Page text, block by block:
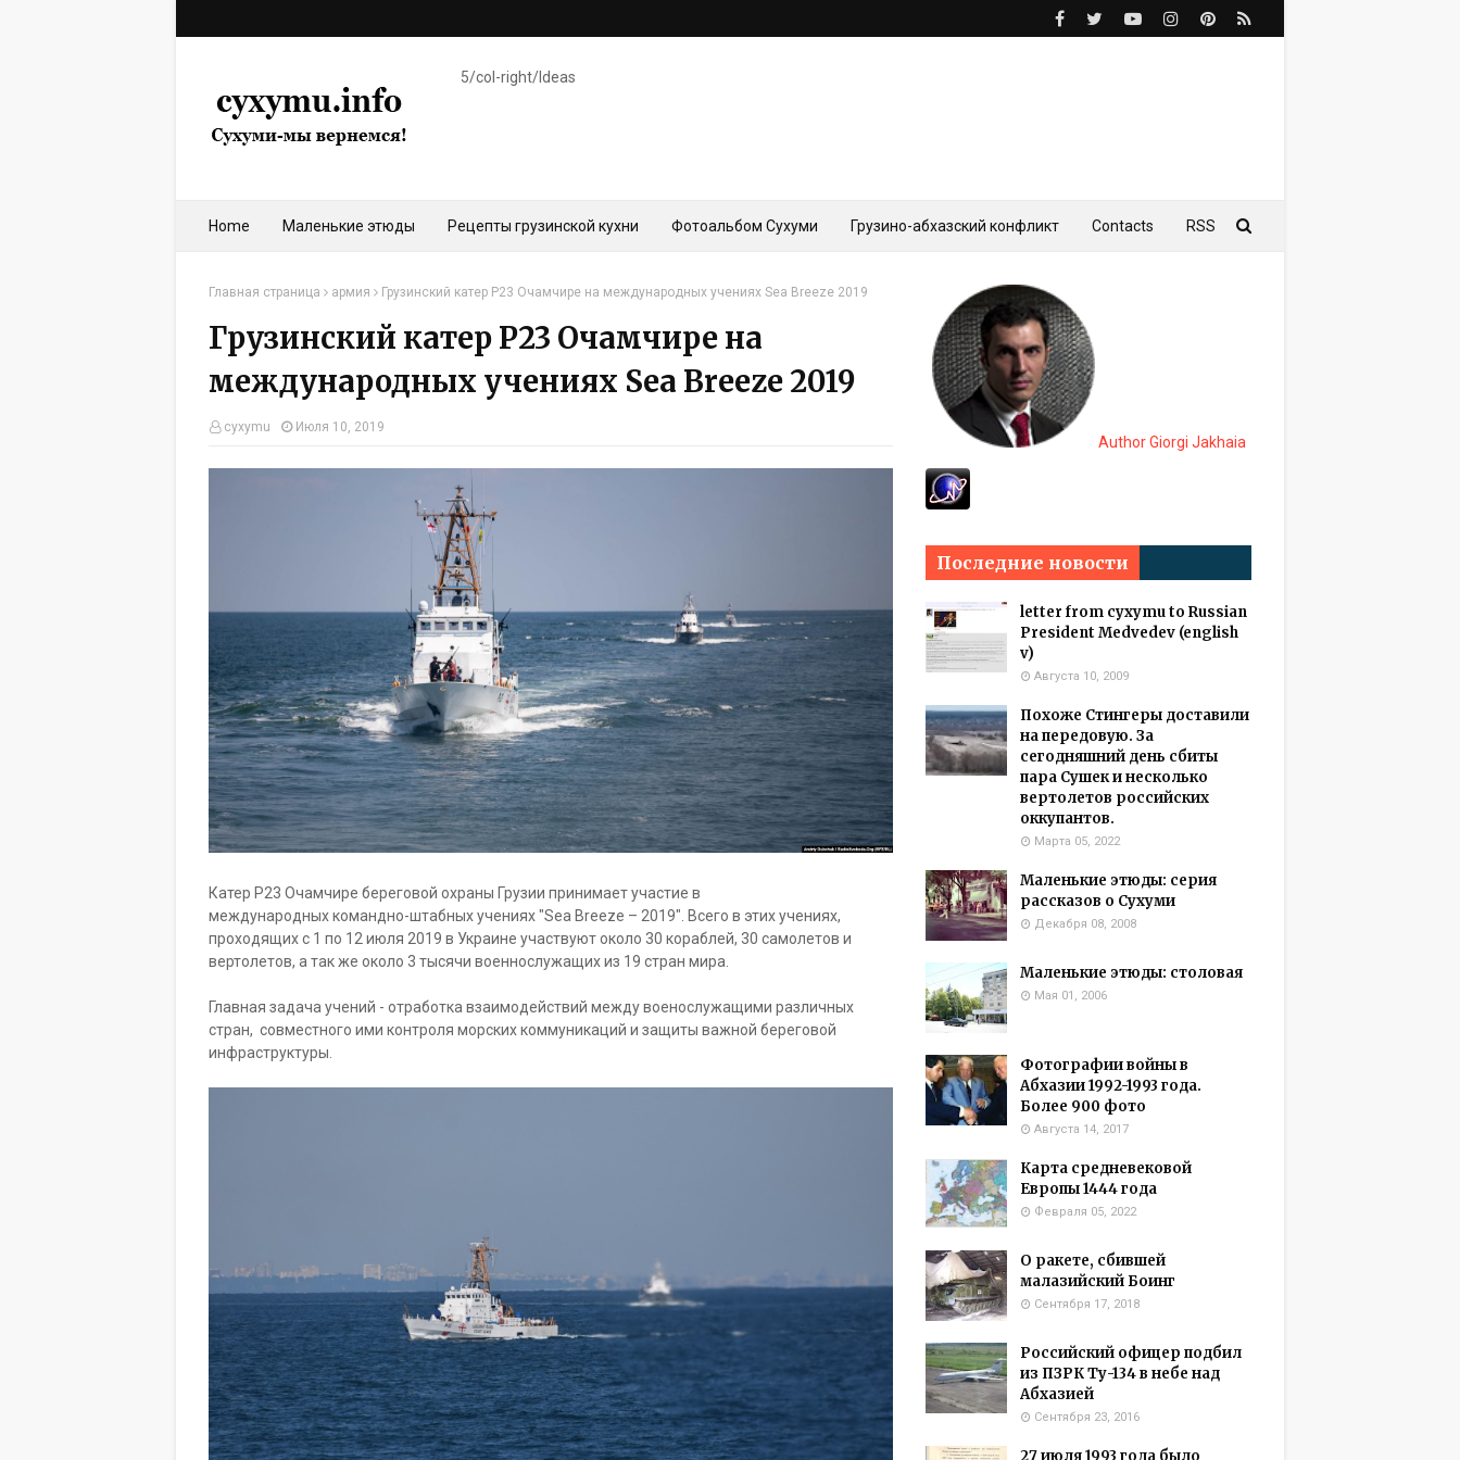
5/col-right/Ideas
Home Маленькие этюды Рецепты грузинской кухни Фотоальбом Сухуми Грузино-абхазский конфликт Contacts RSS
Главная страница армия Грузинский катер P23 Очамчире на международных учениях Sea Breeze 2019
Грузинский катер P23 Очамчире на
международных учениях Sea Breeze 2019
cyxymu Июля 10, 2019
Катер P23 Очамчире береговой охраны Грузии принимает участие в
международных командно-штабных учениях "Sea Breeze – 2019". Всего в этих учениях,
проходящих c 1 по 12 июля 2019 в Украине участвуют около 30 кораблей, 30 самолетов и
вертолетов, а так же около 3 тысячи военнослужащих из 19 стран мира.
Главная задача учений - отработка взаимодействий между военослужащими различных
стран, совместного ими контроля морских коммуникаций и защиты важной береговой
инфраструктуры.
Author Giorgi Jakhaia
Последние новости
letter from cyxymu to Russian
President Medvedev (english
v)
Августа 10, 2009
Похоже Стингеры доставили
на передовую. За
сегодняшний день сбиты
пара Сушек и несколько
вертолетов российских
оккупантов.
Марта 05, 2022
Маленькие этюды: серия
рассказов о Сухуми
Декабря 08, 2008
Маленькие этюды: столовая
Мая 01, 2006
Фотографии войны в
Абхазии 1992-1993 года.
Более 900 фото
Августа 14, 2017
Карта средневековой
Европы 1444 года
Февраля 05, 2022
О ракете, сбившей
малазийский Боинг
Сентября 17, 2018
Российский офицер подбил
из ПЗРК Ту-134 в небе над
Абхазией
Сентября 23, 2016
27 июля 1993 года было